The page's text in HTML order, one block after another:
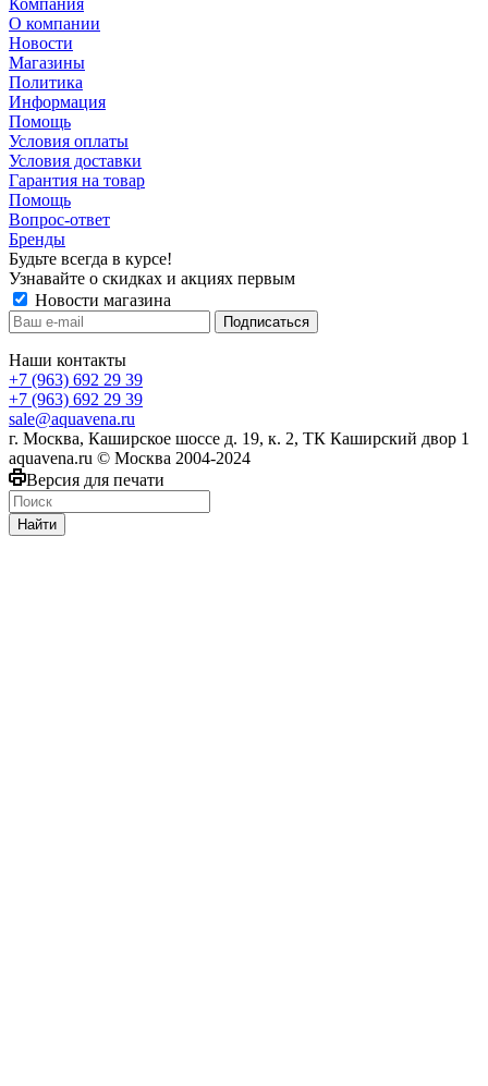
Компания
О компании
Новости
Магазины
Политика
Информация
Помощь
Условия оплаты
Условия доставки
Гарантия на товар
Помощь
Вопрос-ответ
Бренды
Будьте всегда в курсе!
Узнавайте о скидках и акциях первым
Новости магазина
Наши контакты
+7 (963) 692 29 39
+7 (963) 692 29 39
sale@aquavena.ru
г. Москва, Каширское шоссе д. 19, к. 2, ТК Каширский двор 1
aquavena.ru © Москва 2004-2024
Версия для печати
Найти